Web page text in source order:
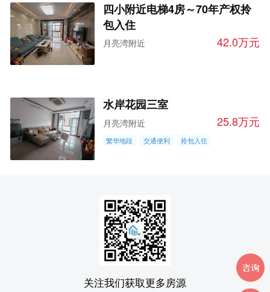
四小附近电梯4房～70年产权拎
包入住
月亮湾附近 42.0万元
水岸花园三室
月亮湾附近 25.8万元
繁华地段 交通便利 拎包入住
关注我们获取更多房源